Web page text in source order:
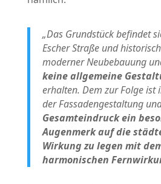
„Das Grundstück befindet
Escher Straße und
moderner Neubebauung
keine allgemeine
erhalten. Dem zur Folge ist
der Fassadengestaltung
Gesamteindruck ein
Augenmerk auf die
Wirkung zu legen mit
harmonischen